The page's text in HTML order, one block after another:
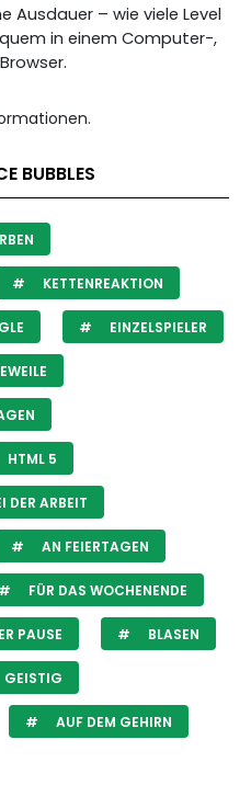
Ausdauer – wie viele Level
in einem Computer-,
BUBBLES
KETTENREAKTION
EINZELSPIELER
HTML 5
DER ARBEIT
AN FEIERTAGEN
FÜR DAS WOCHENENDE
PAUSE BLASEN
GEISTIG
AUF DEM GEHIRN